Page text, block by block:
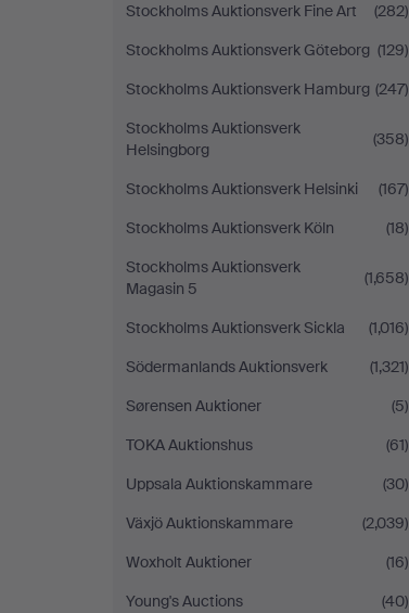
Stockholms Auktionsverk Fine Art
(282)
Stockholms Auktionsverk Göteborg (129)
Stockholms Auktionsverk Hamburg (247)
Stockholms Auktionsverk
Helsingborg
(358)
Stockholms Auktionsverk Helsinki
(167)
Stockholms Auktionsverk Köln
(18)
Stockholms Auktionsverk
Magasin 5
(1,658)
Stockholms Auktionsverk Sickla
(1,016)
Södermanlands Auktionsverk
(1,321)
Sørensen Auktioner
(5)
TOKA Auktionshus
(61)
Uppsala Auktionskammare
(30)
Växjö Auktionskammare
(2,039)
Woxholt Auktioner
(16)
Young's Auctions
(40)